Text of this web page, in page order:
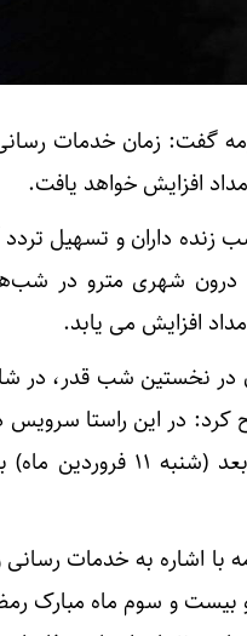
گفت: زمان خدمات
زنده داران و تسهیل
شهری مترو در
اشاره به خدمات